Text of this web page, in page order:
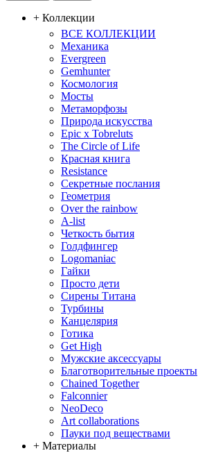
+ Коллекции
ВСЕ КОЛЛЕКЦИИ
Механика
Evergreen
Gemhunter
Космология
Мосты
Метаморфозы
Природа искусства
Epic x Tobreluts
The Circle of Life
Красная книга
Resistance
Секретные послания
Геометрия
Over the rainbow
A-list
Четкость бытия
Голдфингер
Logomaniac
Гайки
Просто дети
Сирены Титана
Турбины
Канцелярия
Готика
Get High
Мужские аксессуары
Благотворительные проекты
Chained Together
Falconnier
NeoDeco
Аrt collaborations
Пауки под веществами
+ Материалы